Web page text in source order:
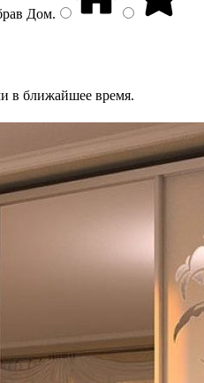
Дом.
в ближайшее время.